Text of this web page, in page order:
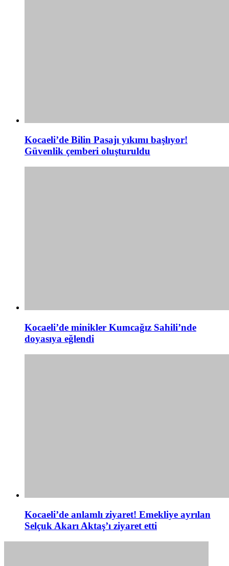
Kocaeli’de Bilin Pasajı yıkımı başlıyor!
Güvenlik çemberi oluşturuldu
Kocaeli’de minikler Kumcağız Sahili’nde
doyasıya eğlendi
Kocaeli’de anlamlı ziyaret! Emekliye ayrılan
Selçuk Akarı Aktaş’ı ziyaret etti